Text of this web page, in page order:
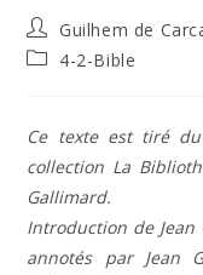
Auteur/autrice
de
la
Guilhem de
Post4-2-Bible
Ce texte est tiré
collection La
Gallimard.
Introduction de
annotés par Jean